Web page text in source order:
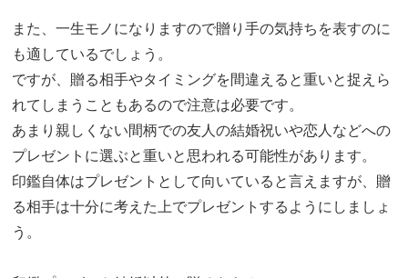
また、一生モノになりますので贈り手の気持ちを表すのに
も適しているでしょう。
ですが、贈る相手やタイミングを間違えると重いと捉えら
れてしまうこともあるので注意は必要です。
あまり親しくない間柄での友人の結婚祝いや恋人などへの
プレゼントに選ぶと重いと思われる可能性があります。
印鑑自体はプレゼントとして向いていると言えますが、贈
る相手は十分に考えた上でプレゼントするようにしましょ
う。